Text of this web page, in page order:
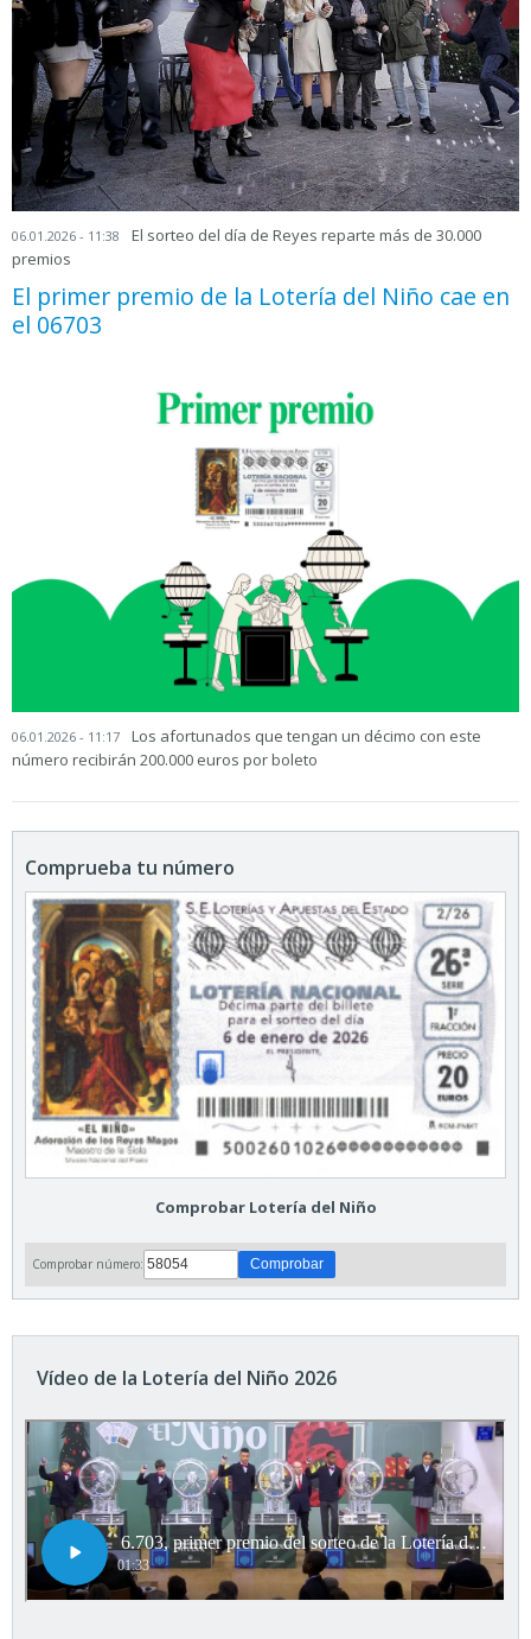
06.01.2026 - 11:38
El sorteo del día de Reyes reparte más de 30.000
premios
El primer premio de la Lotería del Niño cae en
el 06703
06.01.2026 - 11:17
Los afortunados que tengan un décimo con este
número recibirán 200.000 euros por boleto
Comprueba tu número
Comprobar Lotería del Niño
Comprobar número:
Vídeo de la Lotería del Niño 2026